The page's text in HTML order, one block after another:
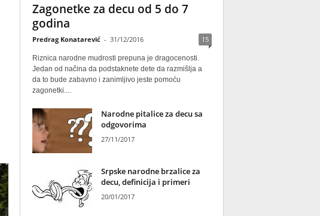
Zagonetke za decu od 5 do 7
godina
Predrag Konatarević - 31/12/2016 15
Riznica narodne mudrosti prepuna je dragocenosti.
Jedan od načina da podstaknete dete da razmišlja a
da to bude zabavno i zanimljivo jeste pomoću
zagonetki....
Narodne pitalice za decu sa
odgovorima
27/11/2017
Srpske narodne brzalice za
decu, definicija i primeri
20/01/2017